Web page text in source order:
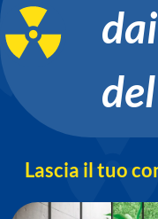
Lascia il tuo